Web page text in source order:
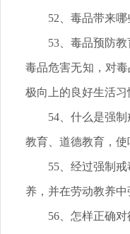
52、毒品带来
53、毒品预防
毒品危害无知，对
极向上的良好生活习
54、什么是强
教育、道德教育，使
55、经过强制
养，并在劳动教养中
56、怎样正确